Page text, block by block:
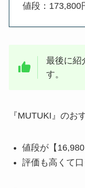
値段：173,800
最後に紹
す。
『MUTUKI』のお
値段が【
評価も高くて